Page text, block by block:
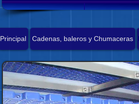
Principal Cadenas, baleros y Chumaceras